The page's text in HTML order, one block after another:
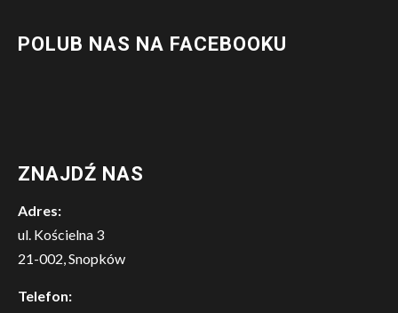
POLUB NAS NA FACEBOOKU
ZNAJDŹ NAS
Adres:
ul. Kościelna 3
21-002, Snopków
Telefon: